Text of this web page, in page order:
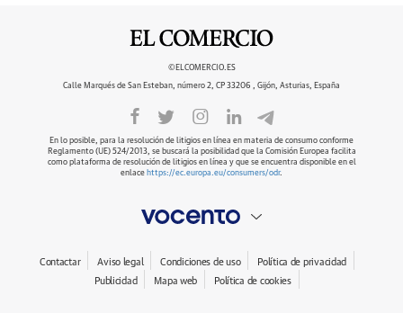
©ELCOMERCIO.ES
Calle Marqués de San Esteban, número 2, CP 33206 , Gijón, Asturias, España
En lo posible, para la resolución de litigios en línea en materia de consumo conforme
Reglamento (UE) 524/2013, se buscará la posibilidad que la Comisión Europea facilita
como plataforma de resolución de litigios en línea y que se encuentra disponible en el
enlace https://ec.europa.eu/consumers/odr.
Contactar Aviso legal Condiciones de uso
Política de privacidad
Publicidad
Mapa web Política de cookies